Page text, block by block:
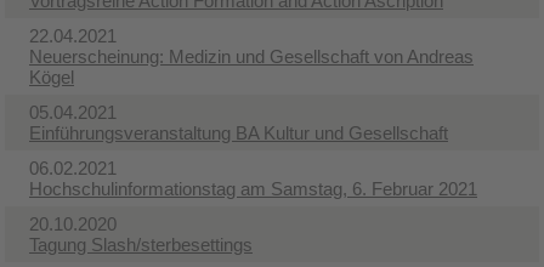
22.04.2021
Neuerscheinung: Medizin und Gesellschaft von Andreas
Kögel
05.04.2021
Einführungsveranstaltung BA Kultur und Gesellschaft
06.02.2021
Hochschulinformationstag am Samstag, 6. Februar 2021
20.10.2020
Tagung Slash/sterbesettings